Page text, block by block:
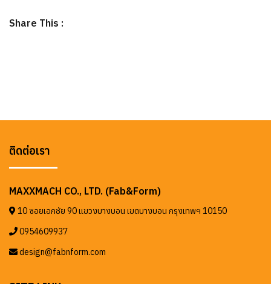
Share This :
ติดต่อเรา
MAXXMACH CO., LTD. (Fab&Form)
10 ซอยเอกชัย 90 แขวงบางบอน เขตบางบอน กรุงเทพฯ 10150
0954609937
design@fabnform.com